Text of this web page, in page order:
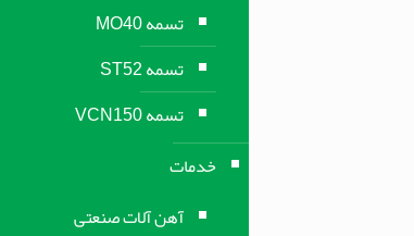
تسمه MO40
تسمه ST52
تسمه VCN150
خدمات
آهن آلات صنعتی